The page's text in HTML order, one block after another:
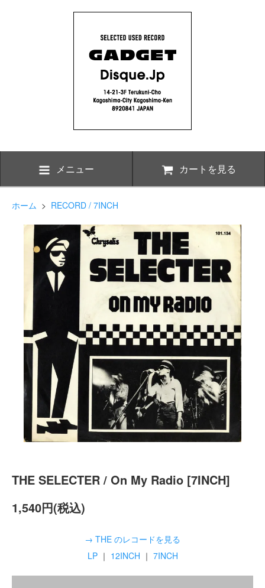
メニュー カートを見る
ホーム > RECORD / 7INCH
THE SELECTER / On My Radio [7INCH]
1,540円(税込)
→ THE のレコードを見る
LP｜ 12INCH ｜ 7INCH